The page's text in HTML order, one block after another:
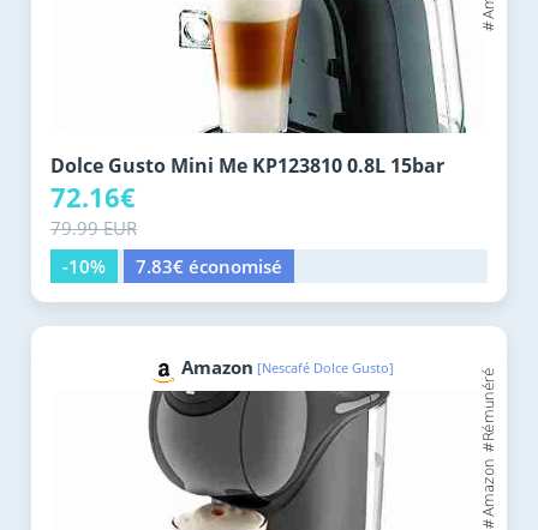
Dolce Gusto Mini Me KP123810 0.8L 15bar
72.16€
79.99 EUR
-10%
7.83€ économisé
Amazon [Nescafé Dolce Gusto]